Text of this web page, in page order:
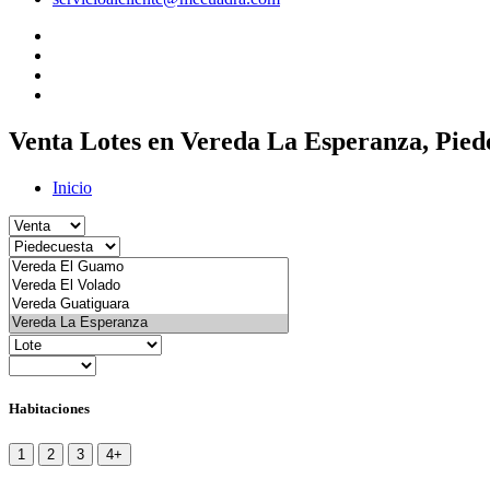
Venta Lotes en Vereda La Esperanza,
Inicio
Habitaciones
1 2 3 4+